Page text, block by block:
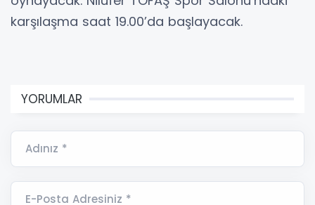
karşılaşma saat 19.00’da başlayacak.
YORUMLAR
Adınız *
E-Posta Adresiniz *